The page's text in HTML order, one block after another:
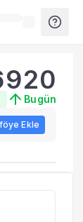
Bugün
Ekle